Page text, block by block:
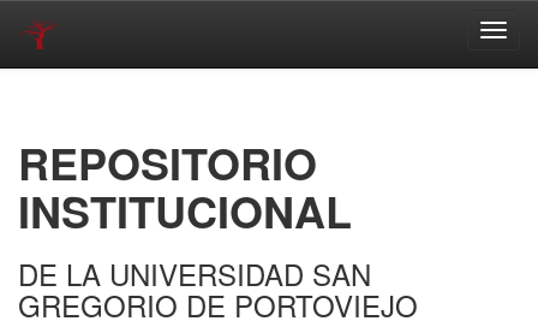
REPOSITORIO
INSTITUCIONAL
DE LA UNIVERSIDAD SAN
GREGORIO DE PORTOVIEJO